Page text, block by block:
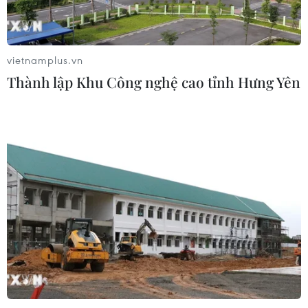
Mỹ mở rộng hỗ trợ Nhật Bản bảo vệ
đồng yen nhằm ổn định kinh tế châu
Á
05/08/2026 04:26
04/08/2026 14:24
Điều gì chờ đợi đồng yen sau cái bắt
tay giữa Mỹ-Nhật?
04/08/2026 14:11
vietnamplus.vn
Thành lập Khu Công nghệ cao tỉnh Hưng Yên